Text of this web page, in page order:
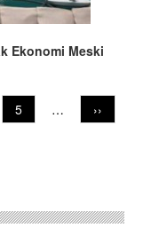
Ekonomi Meski
Page
5 …
Next
page
››